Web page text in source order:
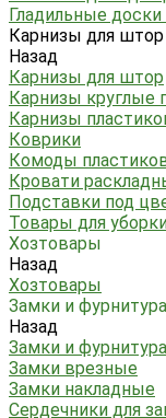
Гладильные
Карнизы для штор
Назад
Карнизы для штор
Карнизы круглые
Карнизы
Коврики
Комоды
Кровати
Подставки под
Товары для
Хозтовары
Назад
Хозтовары
Замки и
Назад
Замки и
Замки врезные
Замки накладные
Сердечники для